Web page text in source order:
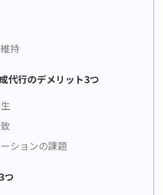
持
代行のデメリット3つ
ションの課題
つ